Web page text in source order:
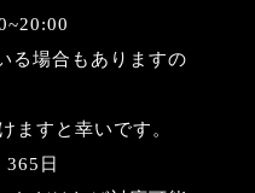
る場合もありますの
ますと幸いです。
365日